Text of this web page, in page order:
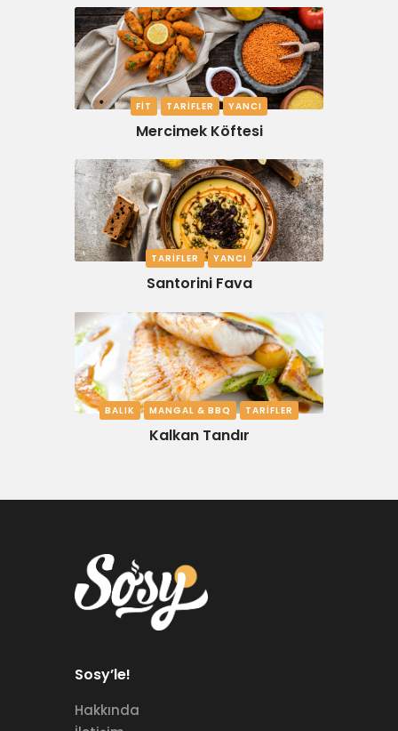
FIT TARIFLER YANCI
Mercimek Köftesi
TARIFLER YANCI
Santorini Fava
BALIK MANGAL & BBQ TARIFLER
Kalkan Tandır
Sosy’le!
Hakkında